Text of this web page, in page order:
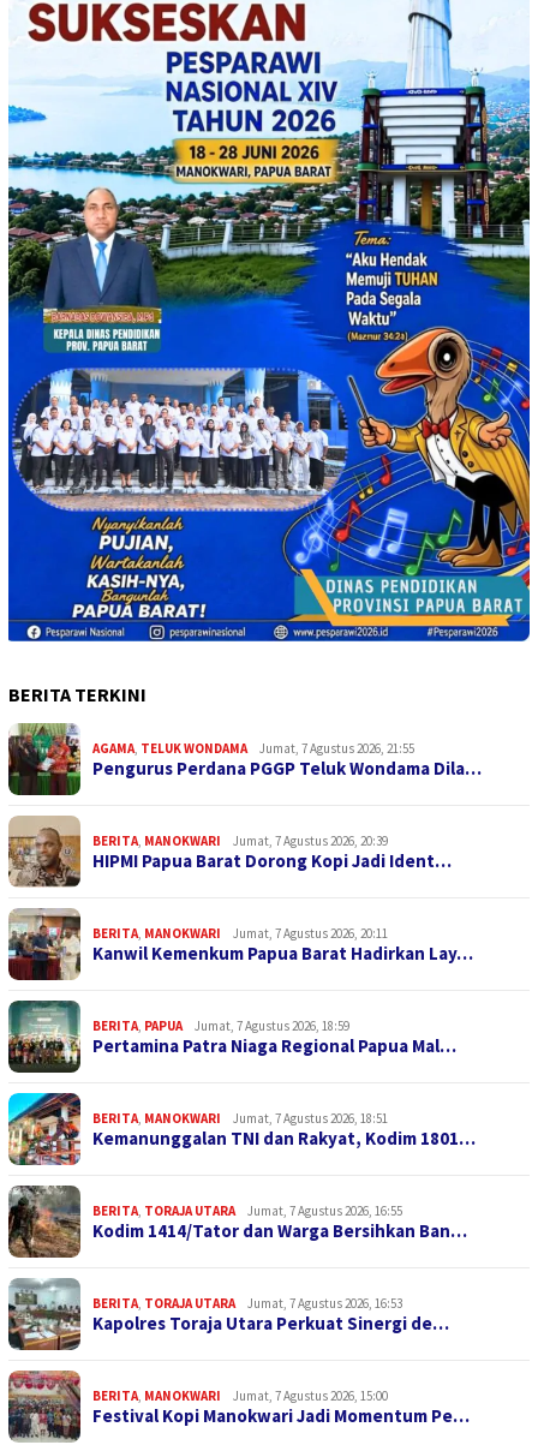
BERITA TERKINI
AGAMA, TELUK WONDAMA Jumat, 7 Agustus 2026, 21:55
Pengurus Perdana PGGP Teluk Wondama Dila…
BERITA, MANOKWARI Jumat, 7 Agustus 2026, 20:39
HIPMI Papua Barat Dorong Kopi Jadi Ident…
BERITA, MANOKWARI Jumat, 7 Agustus 2026, 20:11
Kanwil Kemenkum Papua Barat Hadirkan Lay…
BERITA, PAPUA Jumat, 7 Agustus 2026, 18:59
Pertamina Patra Niaga Regional Papua Mal…
BERITA, MANOKWARI Jumat, 7 Agustus 2026, 18:51
Kemanunggalan TNI dan Rakyat, Kodim 1801…
BERITA, TORAJA UTARA Jumat, 7 Agustus 2026, 16:55
Kodim 1414/Tator dan Warga Bersihkan Ban…
BERITA, TORAJA UTARA Jumat, 7 Agustus 2026, 16:53
Kapolres Toraja Utara Perkuat Sinergi de…
BERITA, MANOKWARI Jumat, 7 Agustus 2026, 15:00
Festival Kopi Manokwari Jadi Momentum Pe…